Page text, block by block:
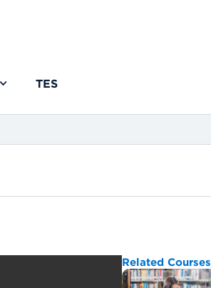
TES
Related Courses